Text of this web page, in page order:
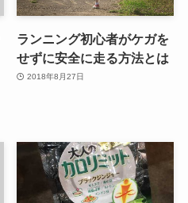
ランニング初心者がケガを
せずに安全に走る方法とは
2018年8月27日